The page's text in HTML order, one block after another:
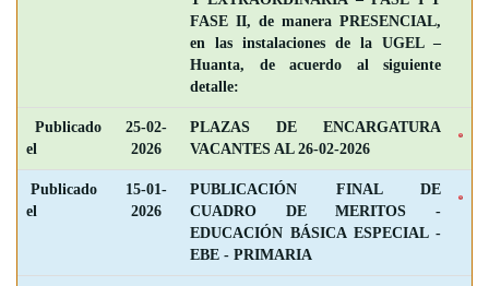
FASE II, de manera PRESENCIAL,
en las instalaciones de la UGEL –
Huanta, de acuerdo al siguiente
detalle:
Publicado
el
25-02-
2026
PLAZAS DE ENCARGATURA
VACANTES AL 26-02-2026
Publicado
el
15-01-
2026
PUBLICACIÓN FINAL DE
CUADRO DE MERITOS -
EDUCACIÓN BÁSICA ESPECIAL -
EBE - PRIMARIA